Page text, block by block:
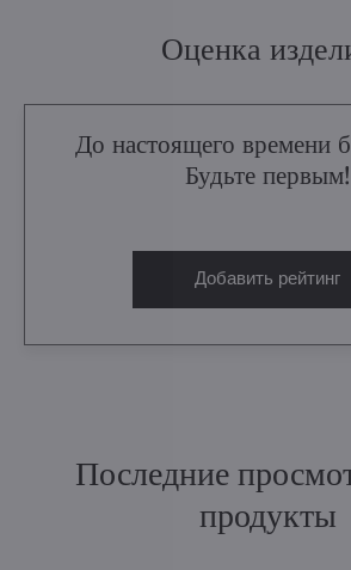
Оценка
До настоящего времени
Будьте первым!
Добавить рейтинг
Последние
продукты